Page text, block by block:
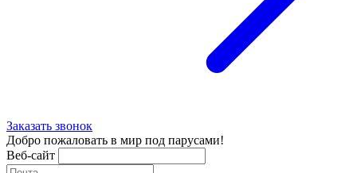
Заказать звонок
Добро пожаловать в мир под парусами!
Веб-сайт